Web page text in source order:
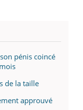
pénis coincé
de la taille
approuvé